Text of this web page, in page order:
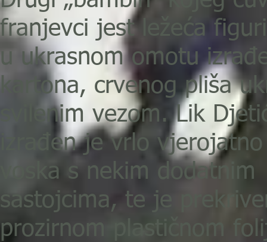
franjevci jest ležeća
u ukrasnom omotu
kartona, crvenog pliša
svilenim vezom. Lik
izrađen je vrlo
voska s nekim dodatnim
sastojcima, te je
prozirnom plastičnom